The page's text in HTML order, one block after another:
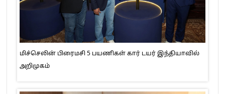
மிச்செலின் பிரைமசி 5 பயணிகள் கார் டயர் இந்தியாவில்
அறிமுகம்